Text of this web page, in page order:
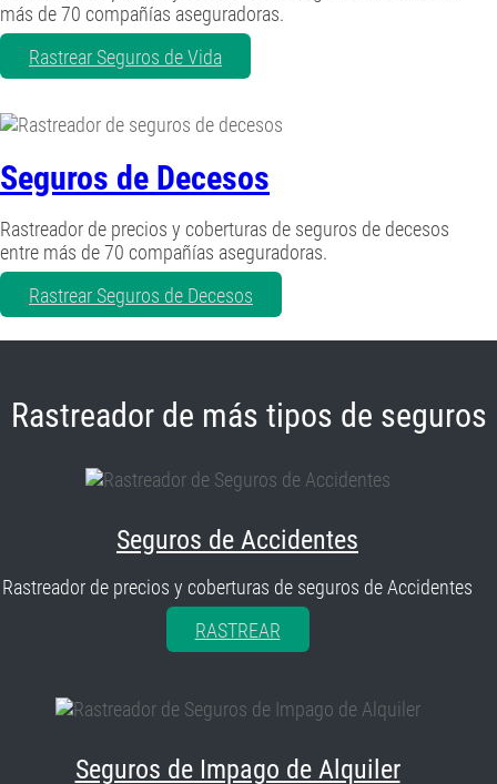
más de 70 compañías aseguradoras.
Rastrear Seguros de Vida
Seguros de Decesos
Rastreador de precios y coberturas de seguros de decesos
entre más de 70 compañías aseguradoras.
Rastrear Seguros de Decesos
Rastreador de más tipos de seguros
Seguros de Accidentes
Rastreador de precios y coberturas de seguros de Accidentes
RASTREAR
Seguros de Impago de Alquiler